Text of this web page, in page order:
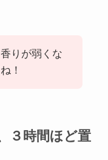
りが弱くな
！
３時間ほど置